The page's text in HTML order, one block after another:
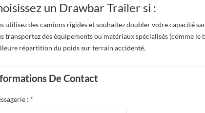
un Drawbar Trailer si :
utilisez des camions rigides et souhaitez doubler votre capacité
transportez des équipements ou matériaux spécialisés (comme
répartition du poids sur terrain accidenté.
De Contact
: *